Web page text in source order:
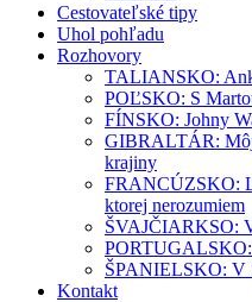
Cestovateľské tipy
Uhol pohľadu
Rozhovory
TALIANSKO:
POĽSKO: S
FÍNSKO: Johny
GIBRALTÁR: Môj
krajiny
FRANCÚZSKO:
ktorej nerozumiem
ŠVAJČIARKSO:
PORTUGALSKO:
ŠPANIELSKO: V
Kontakt